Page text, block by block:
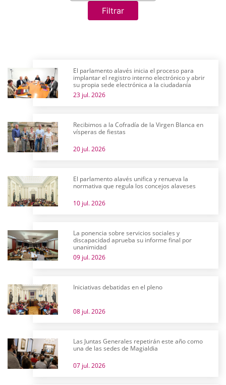
Filtrar
El parlamento alavés inicia el proceso para
implantar el registro interno electrónico y abrir
su propia sede electrónica a la ciudadanía
23 jul. 2026
Recibimos a la Cofradía de la Virgen Blanca en
vísperas de fiestas
20 jul. 2026
El parlamento alavés unifica y renueva la
normativa que regula los concejos alaveses
10 jul. 2026
La ponencia sobre servicios sociales y
discapacidad aprueba su informe final por
unanimidad
09 jul. 2026
Iniciativas debatidas en el pleno
08 jul. 2026
Las Juntas Generales repetirán este año como
una de las sedes de Magialdia
07 jul. 2026